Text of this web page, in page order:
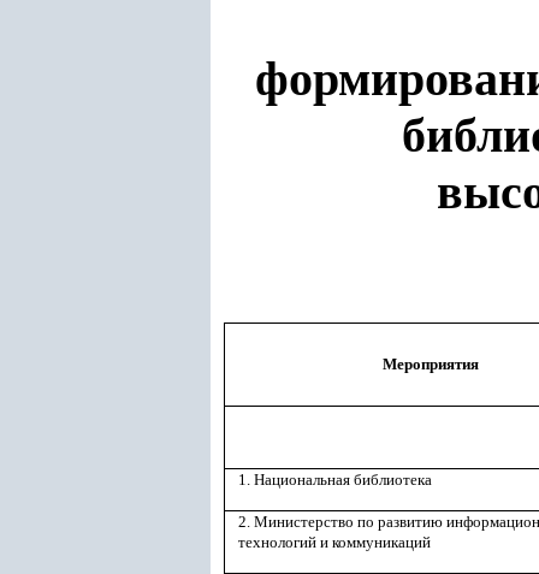
Мероприятия
1. Национальная библиотека
2. Министерство по развитию
технологий и коммуникаций